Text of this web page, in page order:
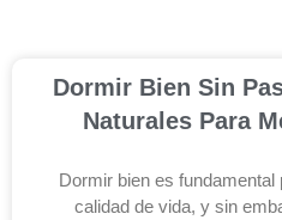
Dormir Bien Sin
Naturales Para
Dormir bien es
calidad de vida, y sin